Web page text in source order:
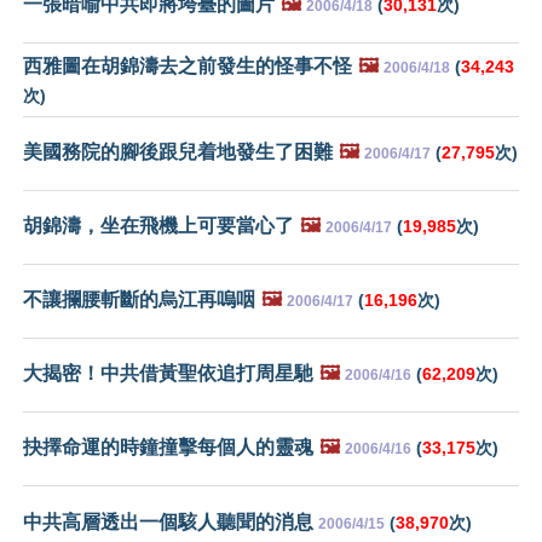
2006/4/18 (30,131次)
西雅圖在胡錦濤去之前發生的怪事不怪 🖼️ 2006/4/18 (34,243
次)
美國務院的腳後跟兒着地發生了困難 🖼️ 2006/4/17 (27,795次)
胡錦濤，坐在飛機上可要當心了 🖼️ 2006/4/17 (19,985次)
不讓攔腰斬斷的烏江再嗚咽 🖼️ 2006/4/17 (16,196次)
大揭密！中共借黃聖依追打周星馳 🖼️ 2006/4/16 (62,209次)
抉擇命運的時鐘撞擊每個人的靈魂 🖼️ 2006/4/16 (33,175次)
中共高層透出一個駭人聽聞的消息 2006/4/15 (38,970次)